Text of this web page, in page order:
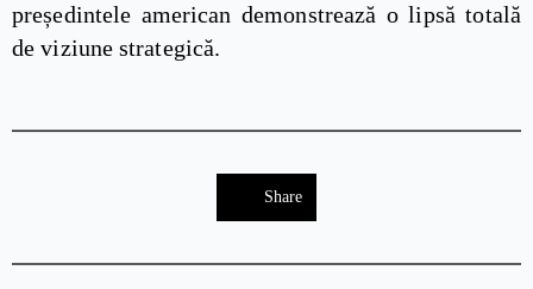
președintele american demonstrează o lipsă totală
de viziune strategică.
Share